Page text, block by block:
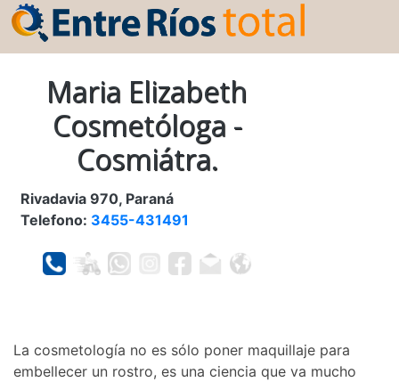
Maria Elizabeth
Cosmetóloga -
Cosmiátra.
Rivadavia 970, Paraná
Telefono: 3455-431491
La cosmetología no es sólo poner maquillaje para
embellecer un rostro, es una ciencia que va mucho